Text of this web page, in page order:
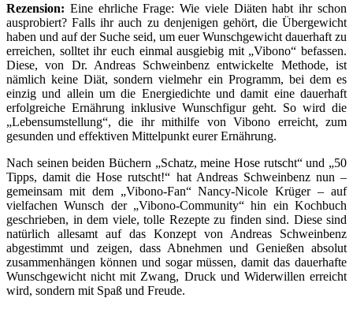
Rezension: Eine ehrliche Frage: Wie viele Diäten habt ihr schon
ausprobiert? Falls ihr auch zu denjenigen gehört, die Übergewicht
haben und auf der Suche seid, um euer Wunschgewicht dauerhaft zu
erreichen, solltet ihr euch einmal ausgiebig mit „Vibono“ befassen.
Diese, von Dr. Andreas Schweinbenz entwickelte Methode, ist
nämlich keine Diät, sondern vielmehr ein Programm, bei dem es
einzig und allein um die Energiedichte und damit eine dauerhaft
erfolgreiche Ernährung inklusive Wunschfigur geht. So wird die
„Lebensumstellung“, die ihr mithilfe von Vibono erreicht, zum
gesunden und effektiven Mittelpunkt eurer Ernährung.
Nach seinen beiden Büchern „Schatz, meine Hose rutscht“ und „50
Tipps, damit die Hose rutscht!“ hat Andreas Schweinbenz nun –
gemeinsam mit dem „Vibono-Fan“ Nancy-Nicole Krüger – auf
vielfachen Wunsch der „Vibono-Community“ hin ein Kochbuch
geschrieben, in dem viele, tolle Rezepte zu finden sind. Diese sind
natürlich allesamt auf das Konzept von Andreas Schweinbenz
abgestimmt und zeigen, dass Abnehmen und Genießen absolut
zusammenhängen können und sogar müssen, damit das dauerhafte
Wunschgewicht nicht mit Zwang, Druck und Widerwillen erreicht
wird, sondern mit Spaß und Freude.